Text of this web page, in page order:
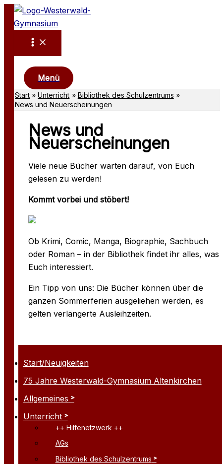
Zum
Inhalt
springen
Menü
Start Unterricht
Bibliothek des Schulzentrums
News und Neuerscheinungen
Start/Neuigkeiten
75 Jahre Westerwald-Gymnasium Altenkirchen
Allgemeines
Unterricht
++ Hilfenetzwerk ++
AGs
Bibliothek des Schulzentrums
News und
Neuerscheinungen
Viele neue Bücher warten darauf, von Euch
gelesen zu werden!
Kommt vorbei und stöbert!
Ob Krimi, Comic, Manga, Biographie, Sachbuch
oder Roman – in der Bibliothek findet ihr alles, was
Euch interessiert.
Ein Tipp von uns: Die Bücher können über die
ganzen Sommerferien ausgeliehen werden, es
gelten verlängerte Ausleihzeiten.